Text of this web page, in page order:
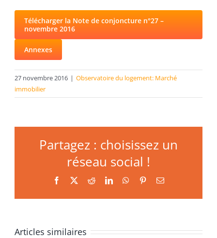
Télécharger la Note de conjoncture n°27 –
novembre 2016
Annexes
27 novembre 2016 | Observatoire du logement: Marché
immobilier
Partagez : choisissez un
réseau social !
Facebook RedditLinkedInWhatsApp
PinterestEmail
Articles similaires